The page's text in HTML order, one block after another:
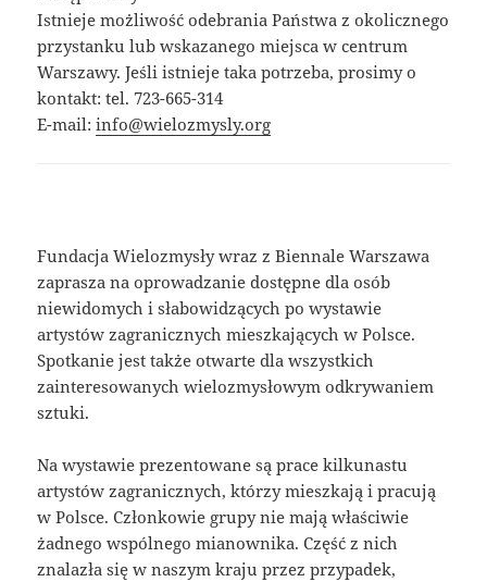
Istnieje możliwość odebrania Państwa z okolicznego
przystanku lub wskazanego miejsca w centrum
Warszawy. Jeśli istnieje taka potrzeba, prosimy o
kontakt: tel. 723-665-314
E-mail:info@wielozmysly.org
Fundacja Wielozmysły wraz z Biennale Warszawa
zaprasza na oprowadzanie dostępne dla osób
niewidomych i słabowidzących po wystawie
artystów zagranicznych mieszkających w Polsce.
Spotkanie jest także otwarte dla wszystkich
zainteresowanych wielozmysłowym odkrywaniem
sztuki.
Na wystawie prezentowane są prace kilkunastu
artystów zagranicznych, którzy mieszkają i pracują
w Polsce. Członkowie grupy nie mają właściwie
żadnego wspólnego mianownika. Część z nich
znalazła się w naszym kraju przez przypadek,